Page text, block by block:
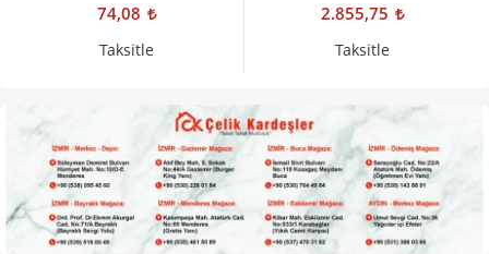
74,08
Taksitle
2.855,75
Taksitle